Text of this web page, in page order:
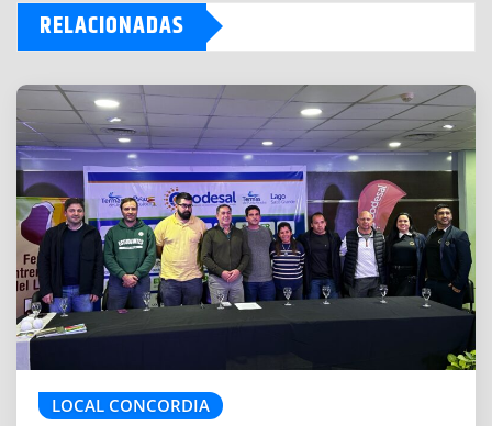
a
n
d
o
.
.
.
RELACIONADAS
LOCAL CONCORDIA